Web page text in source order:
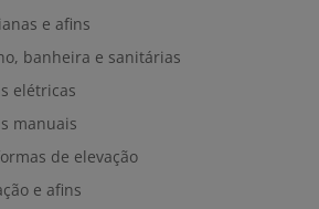
e afins
banheira e sanitárias
elétricas
manuais
de elevação
e afins